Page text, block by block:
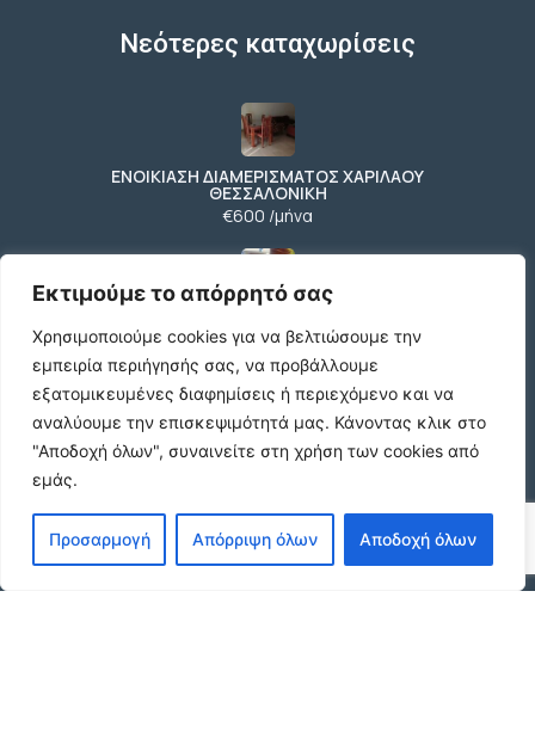
Εκτιμούμε το απόρρητό σας
Χρησιμοποιούμε cookies για να βελτιώσουμε την
εμπειρία περιήγησής σας, να προβάλλουμε
εξατομικευμένες διαφημίσεις ή περιεχόμενο και να
αναλύουμε την επισκεψιμότητά μας. Κάνοντας κλικ στο
"Αποδοχή όλων", συναινείτε στη χρήση των cookies από
εμάς.
Προσαρμογή Απόρριψη όλων Αποδοχή όλων
Νεότερες καταχωρίσεις
ΕΝΟΙΚΙΑΣΗ ΔΙΑΜΕΡΙΣΜΑΤΟΣ ΧΑΡΙΛΑΟΥ
ΘΕΣΣΑΛΟΝΙΚΗ
€600 /μήνα
Κοντά σε Θάλασσα & Βουνό
€52 /μήνα
ΕΝΟΙΚΙΑΣΗ ΔΙΑΜΕΡΙΣΜΑΤΟΣ ΧΑΡΙΛΑΟΥ